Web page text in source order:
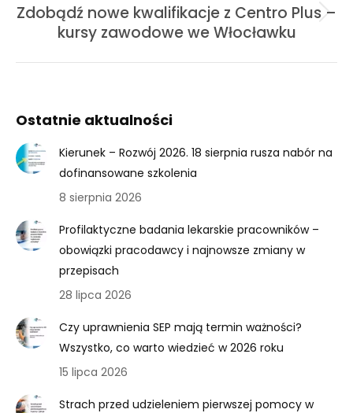
Next
post:
Zdobądź nowe kwalifikacje z Centro Plus –
kursy zawodowe we Włocławku
Ostatnie aktualności
Kierunek – Rozwój 2026. 18 sierpnia rusza nabór na
dofinansowane szkolenia
8 sierpnia 2026
Profilaktyczne badania lekarskie pracowników –
obowiązki pracodawcy i najnowsze zmiany w
przepisach
28 lipca 2026
Czy uprawnienia SEP mają termin ważności?
Wszystko, co warto wiedzieć w 2026 roku
15 lipca 2026
Strach przed udzieleniem pierwszej pomocy w